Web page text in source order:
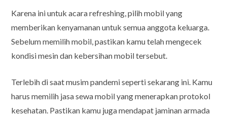
Karena ini untuk acara refreshing, pilih mobil yang
memberikan kenyamanan untuk semua anggota keluarga.
Sebelum memilih mobil, pastikan kamu telah mengecek
kondisi mesin dan kebersihan mobil tersebut.
Terlebih di saat musim pandemi seperti sekarang ini. Kamu
harus memilih jasa sewa mobil yang menerapkan protokol
kesehatan. Pastikan kamu juga mendapat jaminan armada